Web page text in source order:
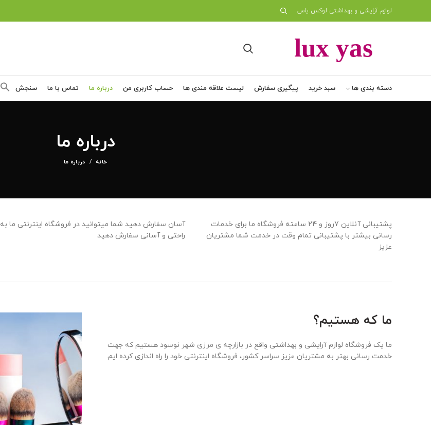
لوازم آرایشی و بهداشتی لوکس یاس
دسته بندی ها سبد خرید پیگیری سفارش لیست علاقه مندی ها حساب کاربری من درباره ما تماس با ما سنجش
درباره ما
خانه درباره ما
آسان سفارش دهید شما میتوانید در فروشگاه اینترنتی ما به
راحتی و آسانی سفارش دهید
پشتیبانی آنلاین 7روز و 24 ساعته فروشگاه ما برای خدمات
رسانی بیشتر با پشتیبانی تمام وقت در خدمت شما مشتریان
عزیز
ما که هستیم؟
ما یک فروشگاه لوازم آرایشی و بهداشتی واقع در بازارچه ی مرزی شهر نوسود هستیم که جهت
خدمت رسانی بهتر به مشتریان عزیز سراسر کشور، فروشگاه اینترنتی خود را راه اندازی کرده ایم.